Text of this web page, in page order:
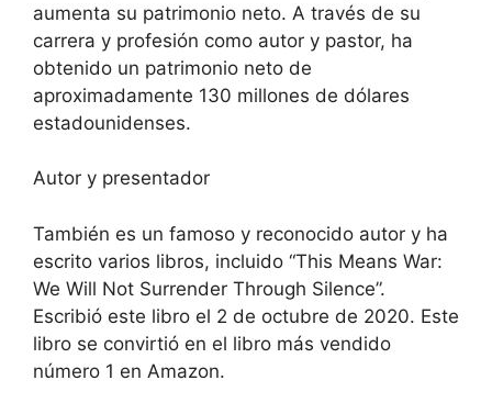
aumenta su patrimonio neto. A través de su
carrera y profesión como autor y pastor, ha
obtenido un patrimonio neto de
aproximadamente 130 millones de dólares
estadounidenses.
Autor y presentador
También es un famoso y reconocido autor y ha
escrito varios libros, incluido “This Means War:
We Will Not Surrender Through Silence”.
Escribió este libro el 2 de octubre de 2020. Este
libro se convirtió en el libro más vendido
número 1 en Amazon.